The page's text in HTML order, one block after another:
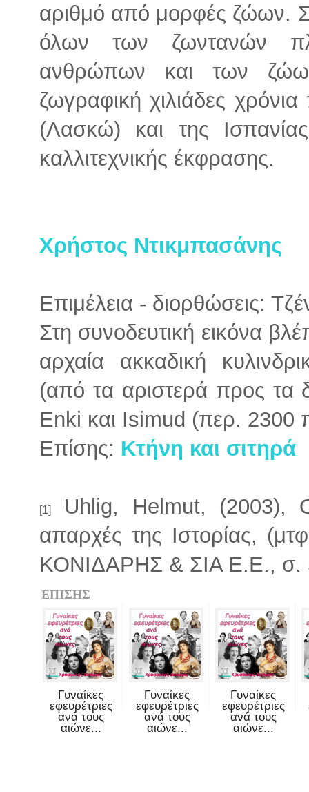
αριθμό από μορφές ζώων.
όλων των ζωντανών
ανθρώπων και των
ζωγραφική χιλιάδες
(Λασκώ) και της
καλλιτεχνικής έκφρασης.
Χρήστος Ντικμπασάνης
Επιμέλεια - διορθώσεις:
Στη συνοδευτική εικόνα
αρχαία ακκαδική
(από τα αριστερά προς τα
Enki και Isimud (περ. 2300
Επίσης: Κτήνη και σιτηρά
[1]
Uhlig, Helmut, (2003),
απαρχές της Ιστορίας,
ΚΟΝΙΔΑΡΗΣ & ΣΙΑ Ε.Ε., σ.
ΕΠΙΣΗΣ
Γυναίκες
εφευρέτριες
ανά τους
αιώνε...
Γυναίκες
εφευρέτριες
ανά τους
αιώνε...
Γυναίκες
εφευρέτριες
ανά τους
αιώνε...